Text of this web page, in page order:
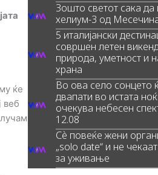
ќе
веб
Зошто светот сака да
хелиум-3 од
5 италијански
совршен летен
природа, уметност и
храна
Во ова село сонцето
двапати во истата
очекува небесен
12.08
Сè повеќе жени
„solo date“ и не
за уживање